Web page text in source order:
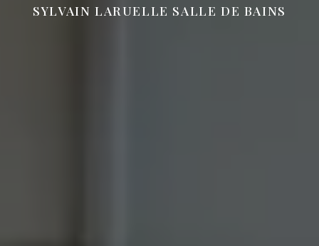
SYLVAIN LARUELLE SALLE DE BAINS